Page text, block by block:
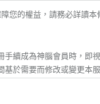
您的權益，請務必詳讀本
手續成為神腦會員時，即
基於需要而修改或變更本
更後繼續使用神腦生活所